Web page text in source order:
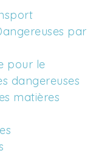
par
pour le
dangereuses
matières